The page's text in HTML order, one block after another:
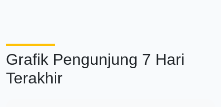
Grafik Pengunjung 7 Hari
Terakhir